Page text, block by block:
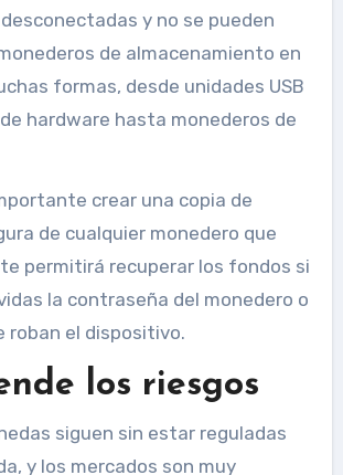
y no se pueden
de almacenamiento en
formas, desde unidades USB
hardware hasta monederos de
crear una copia de
de cualquier monedero que
permitirá recuperar los fondos si
la contraseña del monedero o
roban el dispositivo.
los riesgos
siguen sin estar reguladas
y los mercados son muy